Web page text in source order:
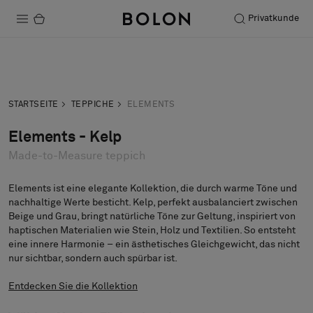
Privatkunde
Nachhaltigkeit
Installation
Instandhaltung
Bolon at Habitare 2025 –
Endless Creativity
STARTSEITE TEPPICHE ELEMENTS
Elements - Kelp
Made-to-Measure teppich
Elements ist eine elegante Kollektion, die durch warme Töne und
nachhaltige Werte besticht. Kelp, perfekt ausbalanciert zwischen
Beige und Grau, bringt natürliche Töne zur Geltung, inspiriert von
haptischen Materialien wie Stein, Holz und Textilien. So entsteht
eine innere Harmonie – ein ästhetisches Gleichgewicht, das nicht
nur sichtbar, sondern auch spürbar ist.
Entdecken Sie die Kollektion